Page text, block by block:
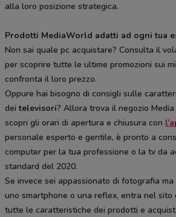
alla loro posizione strategica.
Prodotti MediaWorld adatti ad ogni tua
Non sai quale pc acquistare? Consulta il
per scoprire tutte le ultime promozioni sui
confronta il loro prezzo.
Oppure hai bisogno di consigli sulle
deitelevisori? Allora trova il negozio
scopri gli orari di apertura e chiusura con
personale esperto e gentile, è pronto a
computer per la tua professione o la tv da
standard del 2020.
Se invece sei appassionato di fotografia
uno smartphone o una reflex, entra nel sito
tutte le caratteristiche dei prodotti e